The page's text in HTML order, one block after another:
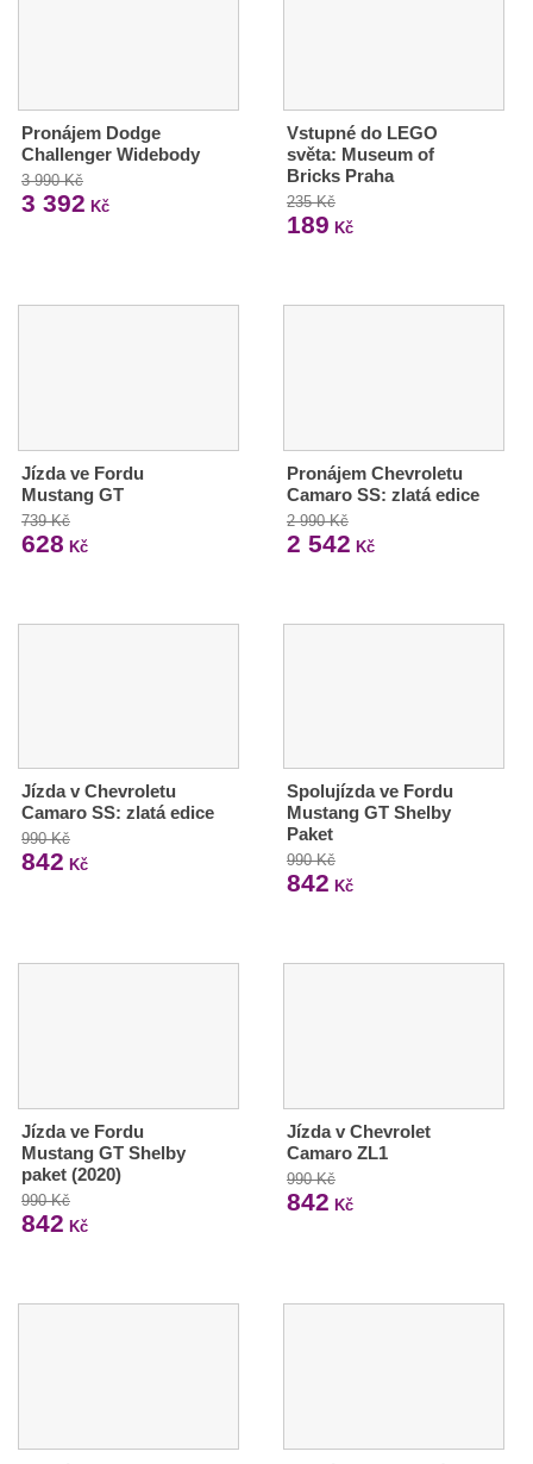
Pronájem Dodge
Challenger Widebody
3 990 Kč
3 392 Kč
Vstupné do LEGO
světa: Museum of
Bricks Praha
235 Kč
189 Kč
Jízda ve Fordu
Mustang GT
739 Kč
628 Kč
Pronájem Chevroletu
Camaro SS: zlatá edice
2 990 Kč
2 542 Kč
Jízda v Chevroletu
Camaro SS: zlatá edice
990 Kč
842 Kč
Spolujízda ve Fordu
Mustang GT Shelby
Paket
990 Kč
842 Kč
Jízda ve Fordu
Mustang GT Shelby
paket (2020)
990 Kč
842 Kč
Jízda v Chevrolet
Camaro ZL1
990 Kč
842 Kč